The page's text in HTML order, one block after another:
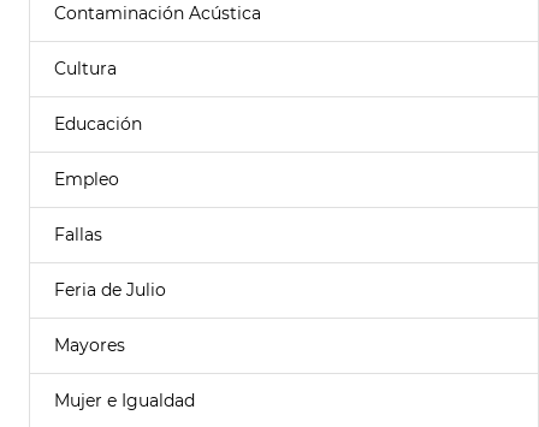
Contaminación Acústica
Cultura
Educación
Empleo
Fallas
Feria de Julio
Mayores
Mujer e Igualdad